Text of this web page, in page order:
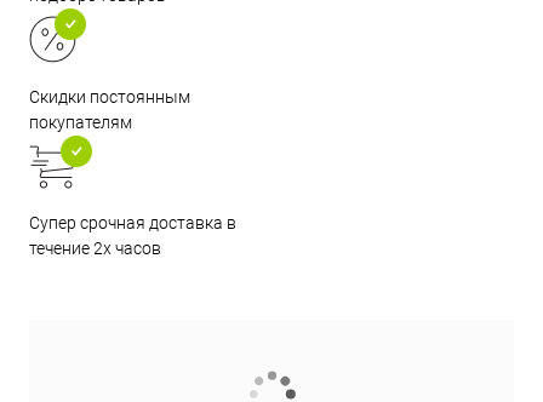
Скидки постоянным
покупателям
Супер срочная доставка в
течение 2х часов